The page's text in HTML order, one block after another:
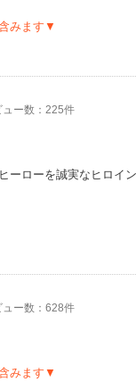
みます▼
ュー数：225件
ーローを誠実なヒロイ
ュー数：628件
みます▼